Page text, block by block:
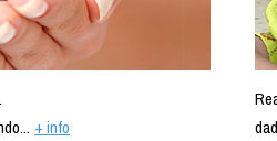
+ info